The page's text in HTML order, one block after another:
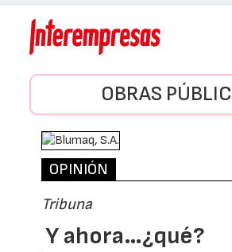
OBRAS
OPINIÓN
Tribuna
Y ahora…¿qué?